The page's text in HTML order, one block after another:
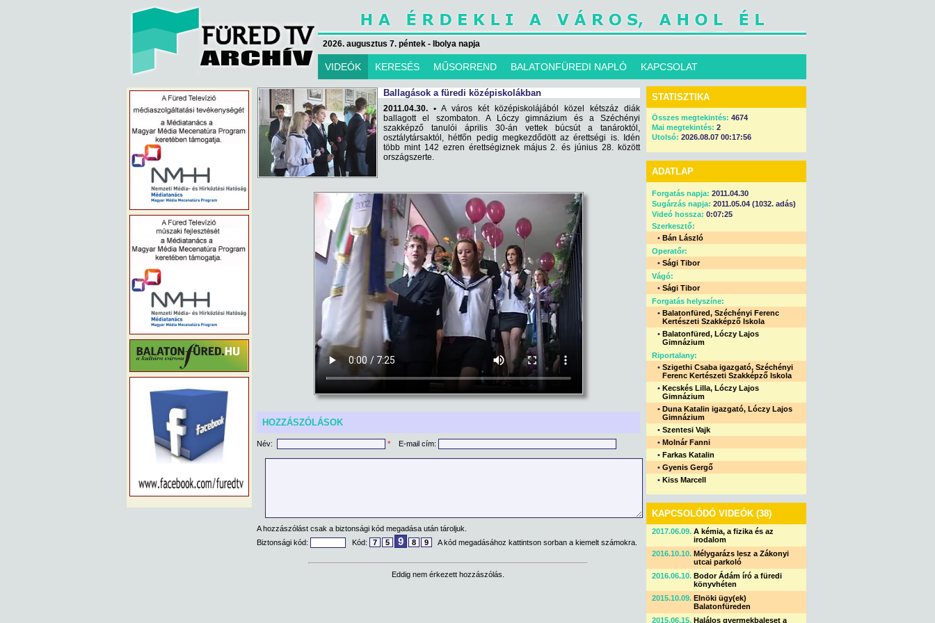
2026. augusztus 7. péntek - Ibolya napja
VIDEÓK KERESÉS MŰSORREND BALATONFÜREDI NAPLÓ KAPCSOLAT
Ballagások a füredi középiskolákban
2011.04.30. • A város két középiskolájából közel kétszáz diák
ballagott el szombaton. A Lóczy gimnázium és a Széchényi
szakképző tanulói április 30-án vettek búcsút a tanároktól,
osztálytársaktól, hétfőn pedig megkezdődött az érettségi is. Idén
több mint 142 ezren érettségiznek május 2. és június 28. között
országszerte.
HOZZÁSZÓLÁSOK
Név: * E-mail cím:
A hozzászólást csak a biztonsági kód megadása után tároljuk.
Biztonsági kód:
Kód: 7 5 9 8 9 A kód megadásához kattintson sorban a kiemelt számokra.
Eddig nem érkezett hozzászólás.
STATISZTIKA
Összes megtekintés: 4674
Mai megtekintés: 2
Utolsó: 2026.08.07 00:17:56
ADATLAP
Forgatás napja: 2011.04.30
Sugárzás napja: 2011.05.04 (1032. adás)
Videó hossza: 0:07:25
Szerkesztő:
• Bán László
Operatőr:
• Sági Tibor
Vágó:
• Sági Tibor
Forgatás helyszíne:
• Balatonfüred, Széchényi Ferenc
Kertészeti Szakképző Iskola
• Balatonfüred, Lóczy Lajos
Gimnázium
Riportalany:
• Szigethi Csaba igazgató, Széchényi
Ferenc Kertészeti Szakképző Iskola
• Kecskés Lilla, Lóczy Lajos
Gimnázium
• Duna Katalin igazgató, Lóczy Lajos
Gimnázium
• Szentesi Vajk
• Molnár Fanni
• Farkas Katalin
• Gyenis Gergő
• Kiss Marcell
KAPCSOLÓDÓ VIDEÓK (38)
2017.06.09. A kémia, a fizika és az
irodalom
2016.10.10. Mélygarázs lesz a Zákonyi
utcai parkoló
2016.06.10. Bodor Ádám író a füredi
könyvhéten
2015.10.09. Elnöki ügy(ek)
Balatonfüreden
2015.06.15. Halálos gyermekbaleset a